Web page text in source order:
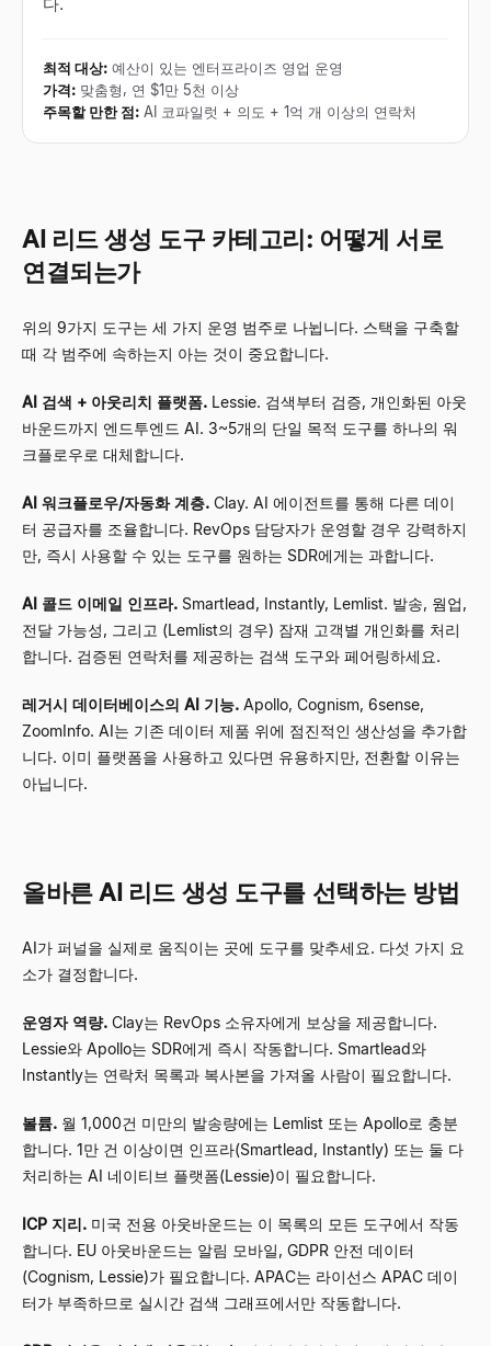
최적 대상: 예산이 있는 엔터프라이즈 영업 운영
가격: 맞춤형, 연 $1만 5천 이상
주목할 만한 점: AI 코파일럿 + 의도 + 1억 개 이상의 연락처
AI 리드 생성 도구 카테고리: 어떻게 서로
연결되는가
위의 9가지 도구는 세 가지 운영 범주로 나뉩니다. 스택을 구축할
때 각 범주에 속하는지 아는 것이 중요합니다.
AI 검색 + 아웃리치 플랫폼. Lessie. 검색부터 검증, 개인화된 아웃
바운드까지 엔드투엔드 AI. 3~5개의 단일 목적 도구를 하나의 워
크플로우로 대체합니다.
AI 워크플로우/자동화 계층. Clay. AI 에이전트를 통해 다른 데이
터 공급자를 조율합니다. RevOps 담당자가 운영할 경우 강력하지
만, 즉시 사용할 수 있는 도구를 원하는 SDR에게는 과합니다.
AI 콜드 이메일 인프라. Smartlead, Instantly, Lemlist. 발송, 웜업,
전달 가능성, 그리고 (Lemlist의 경우) 잠재 고객별 개인화를 처리
합니다. 검증된 연락처를 제공하는 검색 도구와 페어링하세요.
레거시 데이터베이스의 AI 기능. Apollo, Cognism, 6sense,
ZoomInfo. AI는 기존 데이터 제품 위에 점진적인 생산성을 추가합
니다. 이미 플랫폼을 사용하고 있다면 유용하지만, 전환할 이유는
아닙니다.
올바른 AI 리드 생성 도구를 선택하는 방법
AI가 퍼널을 실제로 움직이는 곳에 도구를 맞추세요. 다섯 가지 요
소가 결정합니다.
운영자 역량. Clay는 RevOps 소유자에게 보상을 제공합니다.
Lessie와 Apollo는 SDR에게 즉시 작동합니다. Smartlead와
Instantly는 연락처 목록과 복사본을 가져올 사람이 필요합니다.
볼륨. 월 1,000건 미만의 발송량에는 Lemlist 또는 Apollo로 충분
합니다. 1만 건 이상이면 인프라(Smartlead, Instantly) 또는 둘 다
처리하는 AI 네이티브 플랫폼(Lessie)이 필요합니다.
ICP 지리. 미국 전용 아웃바운드는 이 목록의 모든 도구에서 작동
합니다. EU 아웃바운드는 알림 모바일, GDPR 안전 데이터
(Cognism, Lessie)가 필요합니다. APAC는 라이선스 APAC 데이
터가 부족하므로 실시간 검색 그래프에서만 작동합니다.